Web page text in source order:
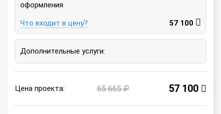
оформления
Что входит в цену? 57 100
Дополнительные услуги:
Цена проекта: 65 665 ₽ 57 100